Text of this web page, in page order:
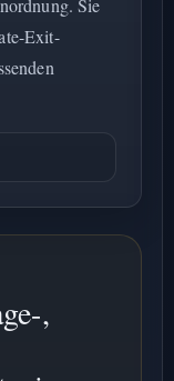
Sie
Exit-
,